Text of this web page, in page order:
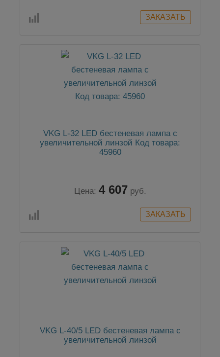
VKG L-32 LED бестеневая лампа с
увеличительной линзой Код товара:
45960
Цена: 4 607 руб.
VKG L-40/5 LED бестеневая лампа с
увеличительной линзой